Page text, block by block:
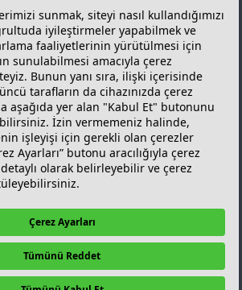
Üye Olun
Puan Kazanın
Puanlarınızı Kullanın
Sıkça Sorunlan Sorular
ONLINE İŞLEMLER
GÜNCEL FİYATLAR
Güncel Akaryakıt
Fiyatları
İLETİŞİM
GO Türkiye
Bize Ulaşın
Bayimiz Olmak İçin